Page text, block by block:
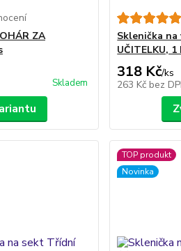
ZA
Skladem
Sklenička na
UČITELKU, 1
318 Kč/ks
263 Kč bez
TOP produkt
Novinka